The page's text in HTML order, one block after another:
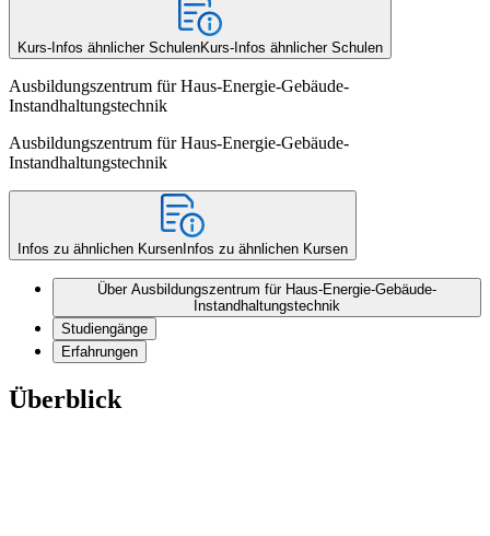
Kurs-Infos ähnlicher SchulenKurs-Infos ähnlicher Schulen
Ausbildungszentrum für Haus-Energie-Gebäude-
Instandhaltungstechnik
Ausbildungszentrum für Haus-Energie-Gebäude-
Instandhaltungstechnik
Infos zu ähnlichen Kursen Infos zu ähnlichen Kursen
Über Ausbildungszentrum für Haus-Energie-Gebäude-
Instandhaltungstechnik
Studiengänge
Erfahrungen
Überblick